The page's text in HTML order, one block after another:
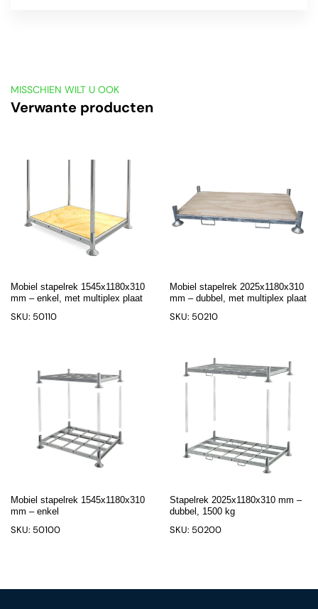
MISSCHIEN WILT U OOK
Verwante producten
Mobiel stapelrek 1545x1180x310
mm – enkel, met multiplex plaat
SKU: 50110
Mobiel stapelrek 2025x1180x310
mm – dubbel, met multiplex plaat
SKU: 50210
Mobiel stapelrek 1545x1180x310
mm – enkel
SKU: 50100
Stapelrek 2025x1180x310 mm –
dubbel, 1500 kg
SKU: 50200